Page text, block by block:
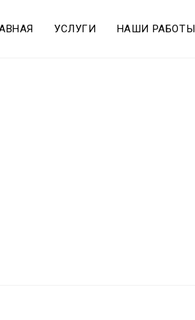
УСЛУГИ НАШИ РАБОТЫ